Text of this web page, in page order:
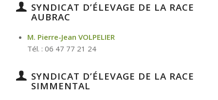
SYNDICAT D’ÉLEVAGE DE LA RACE
AUBRAC
M. Pierre-Jean VOLPELIER
Tél. : 06 47 77 21 24
SYNDICAT D’ÉLEVAGE DE LA RACE
SIMMENTAL